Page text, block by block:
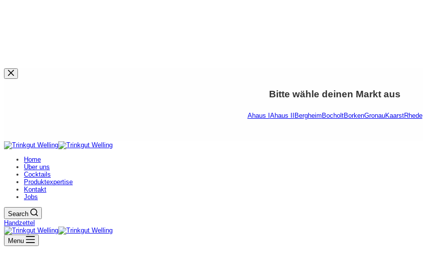
Bitte wähle deinen Markt aus
Ahaus IAhaus IIBergheimBocholtBorkenGronauKaarstRhede
Home
Über uns
Cocktails
Produktexpertise
Kontakt
Jobs
Search
Handzettel
Menu